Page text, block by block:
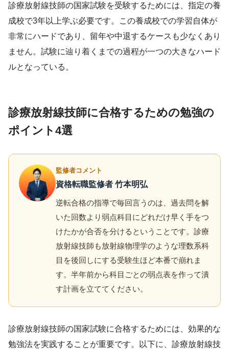
診療放射線技師の国家試験を受験するためには、指定の養
成校で3年以上学ぶ必要です。この養成校での学習自体が
非常にハードであり、留年や中退するケースも少なくあり
ません。試験に辿り着くまでの過程が一つの大きなハード
ルとなっている。
診療放射線技師に合格するための勉強の
ポイント4選
監修者コメント
資格転職監修者 竹本明弘
逆転合格の指導で毎回言うのは、過去問を解
いた回数より弱点科目にどれだけ早く手をつ
けたかが合否を分けるということです。診療
放射線技師も放射線物理学のような理数系科
目を後回しにする受験生ほど本番で崩れま
す。半年前から科目ごとの弱点表を作って潰
す計画を立ててください。
診療放射線技師の国家試験に合格するためには、効果的な
勉強法を実践することが重要です。以下に、診療放射線技